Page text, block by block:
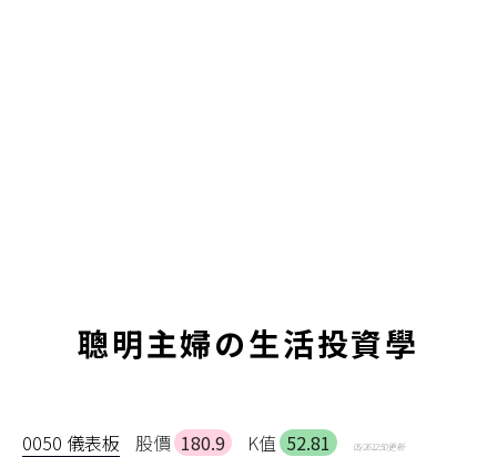
聰明主婦の生活投資學
0050 儀表板 股價 180.9 K值 52.81 05/26 12:50 更新